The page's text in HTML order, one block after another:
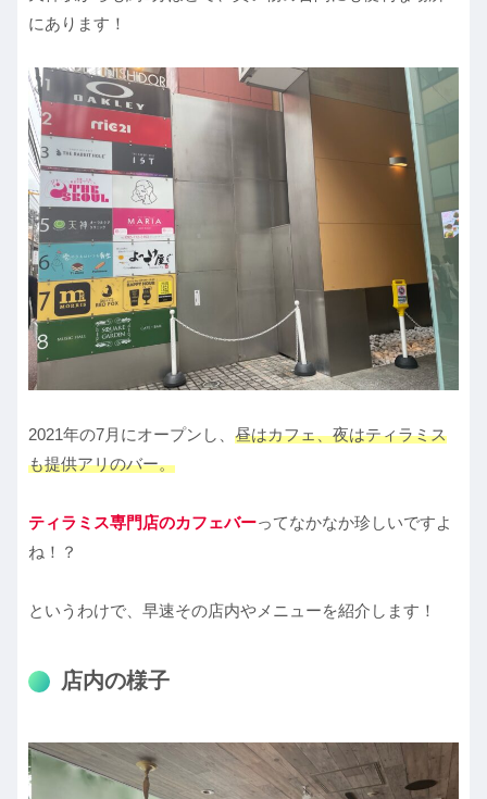
にあります！
2021年の7月にオープンし、 昼はカフェ、夜はティラミス
も提供アリのバー。
ティラミス専門店のカフェバーってなかなか珍しいですよ
ね！？
というわけで、早速その店内やメニューを紹介します！
店内の様子